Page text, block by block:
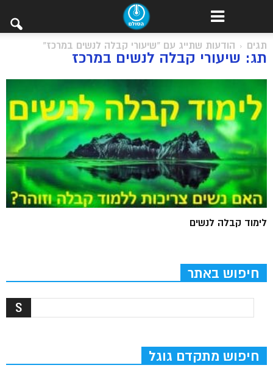
תגים הודעות שתייג עם "שיעורי קבלה לנשים במרכז"
תג: שיעורי קבלה לנשים במרכז
לימוד קבלה לנשים
חיפוש באתר
חיפוש מתקדם גוגל